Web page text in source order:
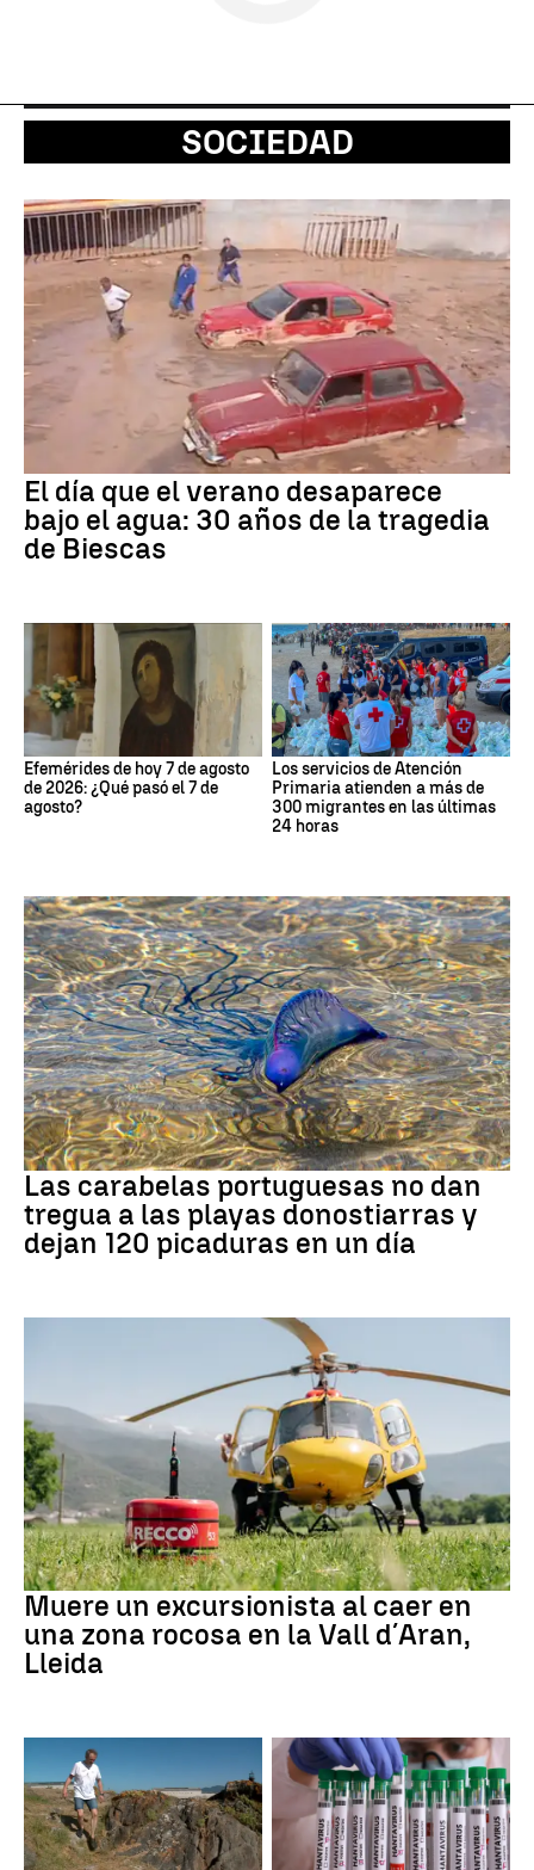
SOCIEDAD
El día que el verano desaparece
bajo el agua: 30 años de la tragedia
de Biescas
Efemérides de hoy 7 de agosto
de 2026: ¿Qué pasó el 7 de
agosto?
Los servicios de Atención
Primaria atienden a más de
300 migrantes en las últimas
24 horas
PAÍS VASCO
Las carabelas portuguesas no dan
tregua a las playas donostiarras y
dejan 120 picaduras en un día
Cataluña
Muere un excursionista al caer en
una zona rocosa en la Vall d´Aran,
Lleida
Medio ambiente Hantavirus